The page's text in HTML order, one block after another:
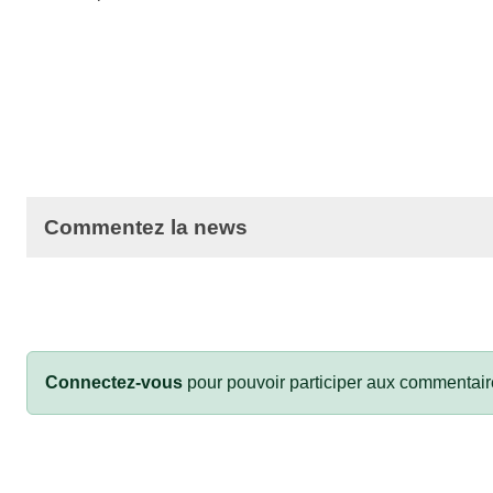
Commentez la news
Connectez-vous pour pouvoir participer aux